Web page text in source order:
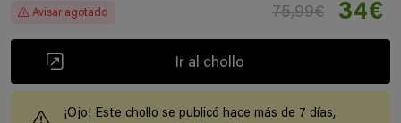
Avisar agotado 75,99€ 34€
Ir al chollo
¡Ojo! Este chollo se publicó hace más de 7 días,